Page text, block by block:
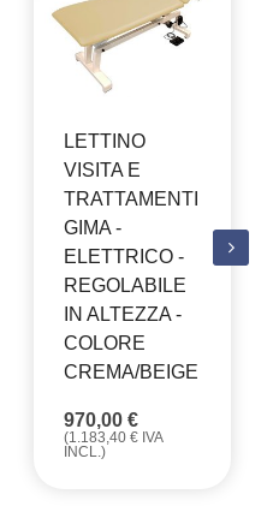
LETTINO
VISITA E
TRATTAMENTI
GIMA -
ELETTRICO -
REGOLABILE
IN ALTEZZA -
COLORE
CREMA/BEIGE
970,00 €
(1.183,40 € IVA
INCL.)